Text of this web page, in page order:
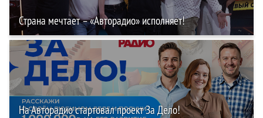
Страна мечтает – «Авторадио» исполняет!
На Авторадио стартовал проект За Дело!